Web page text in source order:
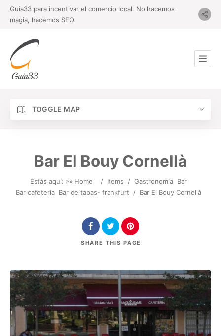
Guia33 para incentivar el comercio local. No hacemos
magia, hacemos SEO.
TOGGLE MAP
Bar El Bouy Cornellà
Estás aquí: »» Home / Items / Gastronomía Bar
Bar cafetería Bar de tapas- frankfurt / Bar El Bouy Cornellà
SHARE THIS PAGE